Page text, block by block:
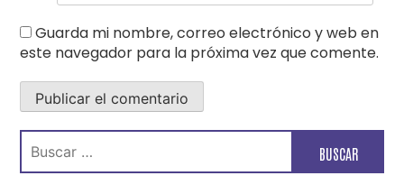
Guarda mi nombre, correo electrónico y web en
este navegador para la próxima vez que comente.
Buscar: